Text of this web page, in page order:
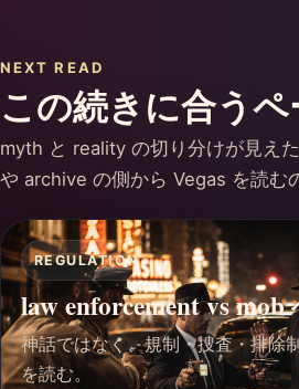
NEXT READ
この続きに合うペ
myth と reality の切り分けが見え
や archive の側から Vegas を読む
REGULATION
law enforcement vs mob
神話ではなく、規制・捜査・排除
を読む。